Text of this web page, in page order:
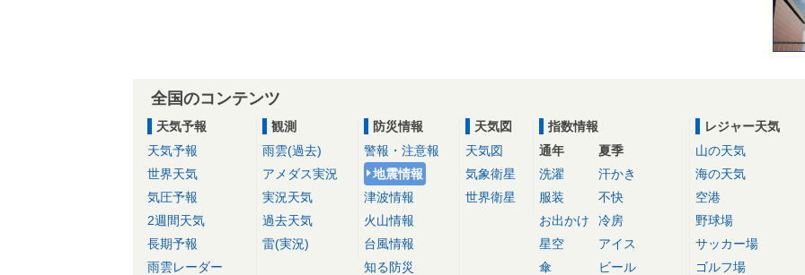
全国のコンテンツ
天気予報
天気予報
世界天気
気圧予報
2週間天気
長期予報
雨雲レーダー
観測
雨雲(過去)
アメダス実況
実況天気
過去天気
雷(実況)
防災情報
警報・注意報
地震情報
津波情報
火山情報
台風情報
知る防災
天気図
天気図
気象衛星
世界衛星
指数情報
通年
洗濯
服装
お出かけ
星空
傘
夏季
汗かき
不快
冷房
アイス
ビール
レジャー天気
山の天気
海の天気
空港
野球場
サッカー場
ゴルフ場